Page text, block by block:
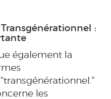
:
également la
les